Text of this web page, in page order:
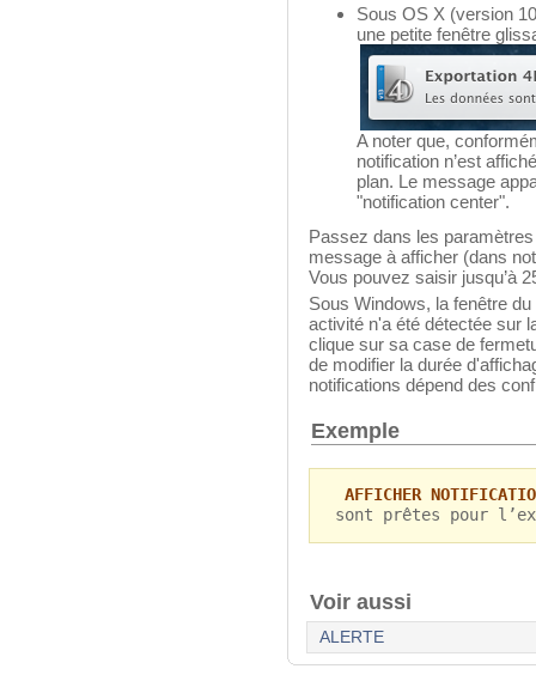
Sous OS X (version
une petite fenêtre
A noter que,
notification n’est
plan. Le message
"notification center".
Passez dans les
message à afficher (dans
Vous pouvez saisir jusqu’à
Sous Windows, la fenêtre
activité n'a été détectée sur
clique sur sa case de
de modifier la durée
notifications dépend des
Exemple
AFFICHER
sont prêtes pour
Voir aussi
ALERTE